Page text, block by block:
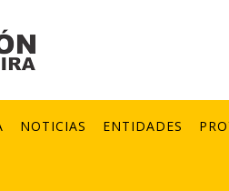
NOTICIAS ENTIDADES